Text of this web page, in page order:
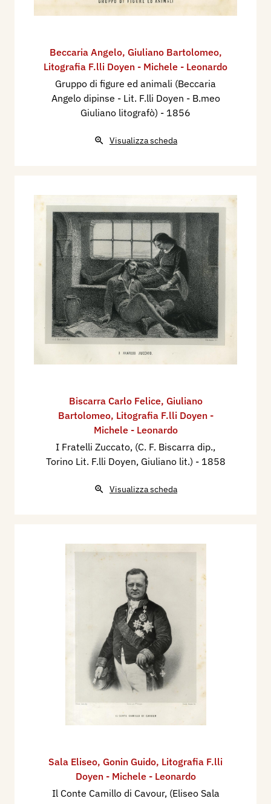
Beccaria Angelo, Giuliano Bartolomeo,
Litografia F.lli Doyen - Michele - Leonardo
Gruppo di figure ed animali (Beccaria
Angelo dipinse - Lit. F.lli Doyen - B.meo
Giuliano litografò) - 1856
Visualizza scheda
Biscarra Carlo Felice, Giuliano
Bartolomeo, Litografia F.lli Doyen -
Michele - Leonardo
I Fratelli Zuccato, (C. F. Biscarra dip.,
Torino Lit. F.lli Doyen, Giuliano lit.) - 1858
Visualizza scheda
Sala Eliseo, Gonin Guido, Litografia F.lli
Doyen - Michele - Leonardo
Il Conte Camillo di Cavour, (Eliseo Sala